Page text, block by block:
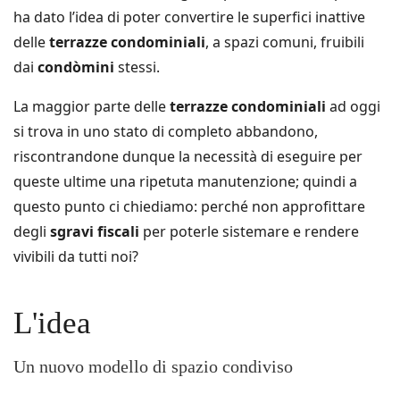
ha dato l’idea di poter convertire le superfici inattive
delleterrazze condominiali, a spazi comuni, fruibili
dai condòmini stessi.
La maggior parte delleterrazze condominiali ad oggi
si trova in uno stato di completo abbandono,
riscontrandone dunque la necessità di eseguire per
queste ultime una ripetuta manutenzione; quindi a
questo punto ci chiediamo: perché non approfittare
degli sgravi fiscali per poterle sistemare e rendere
vivibili da tutti noi?
L'idea
Un nuovo modello di spazio condiviso